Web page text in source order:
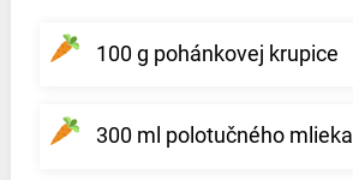
100 g pohánkovej krupice
300 ml polotučného mlieka